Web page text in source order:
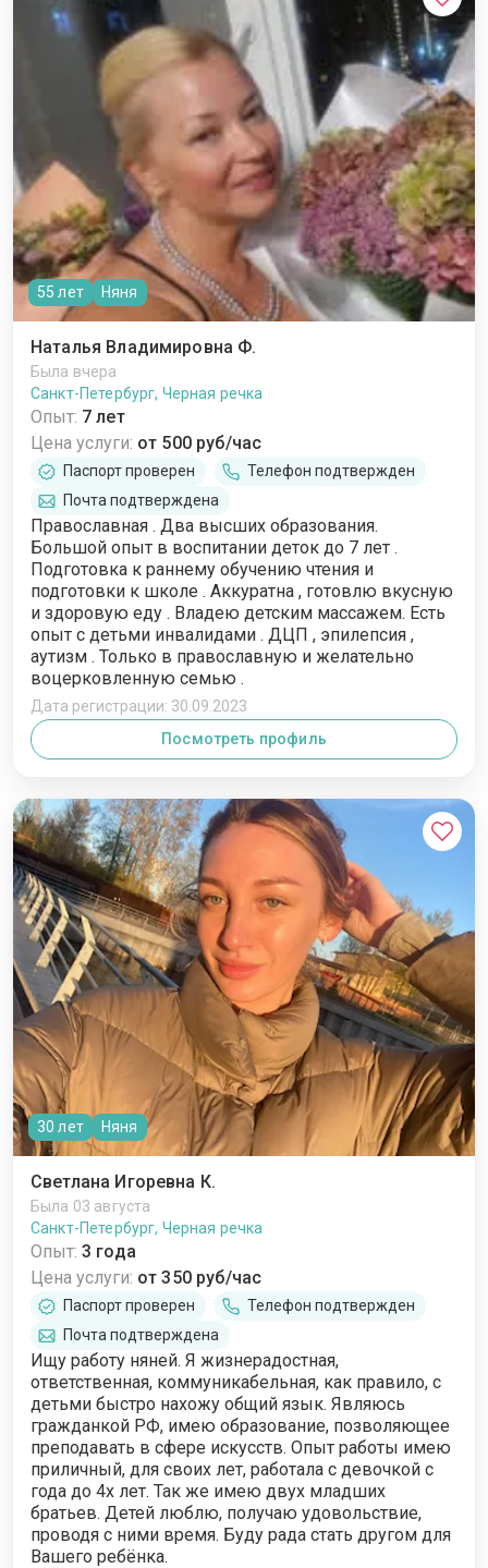
55 лет Няня
Наталья Владимировна Ф.
Была вчера
Санкт-Петербург, Черная речка
Опыт: 7 лет
Цена услуги: от 500 руб/час
Паспорт проверен
Телефон подтвержден
Почта подтверждена
Православная . Два высших образования.
Большой опыт в воспитании деток до 7 лет .
Подготовка к раннему обучению чтения и
подготовки к школе . Аккуратна , готовлю вкусную
и здоровую еду . Владею детским массажем. Есть
опыт с детьми инвалидами . ДЦП , эпилепсия ,
аутизм . Только в православную и желательно
воцерковленную семью .
Дата регистрации: 30.09.2023
Посмотреть профиль
30 лет Няня
Светлана Игоревна К.
Была 03 августа
Санкт-Петербург, Черная речка
Опыт: 3 года
Цена услуги: от 350 руб/час
Паспорт проверен
Телефон подтвержден
Почта подтверждена
Ищу работу няней. Я жизнерадостная,
ответственная, коммуникабельная, как правило, с
детьми быстро нахожу общий язык. Являюсь
гражданкой РФ, имею образование, позволяющее
преподавать в сфере искусств. Опыт работы имею
приличный, для своих лет, работала с девочкой с
года до 4х лет. Так же имею двух младших
братьев. Детей люблю, получаю удовольствие,
проводя с ними время. Буду рада стать другом для
Вашего ребёнка.